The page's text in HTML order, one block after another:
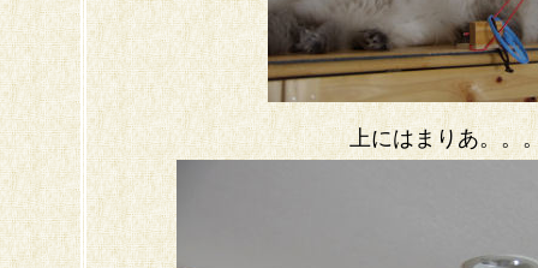
上にはまりあ。。